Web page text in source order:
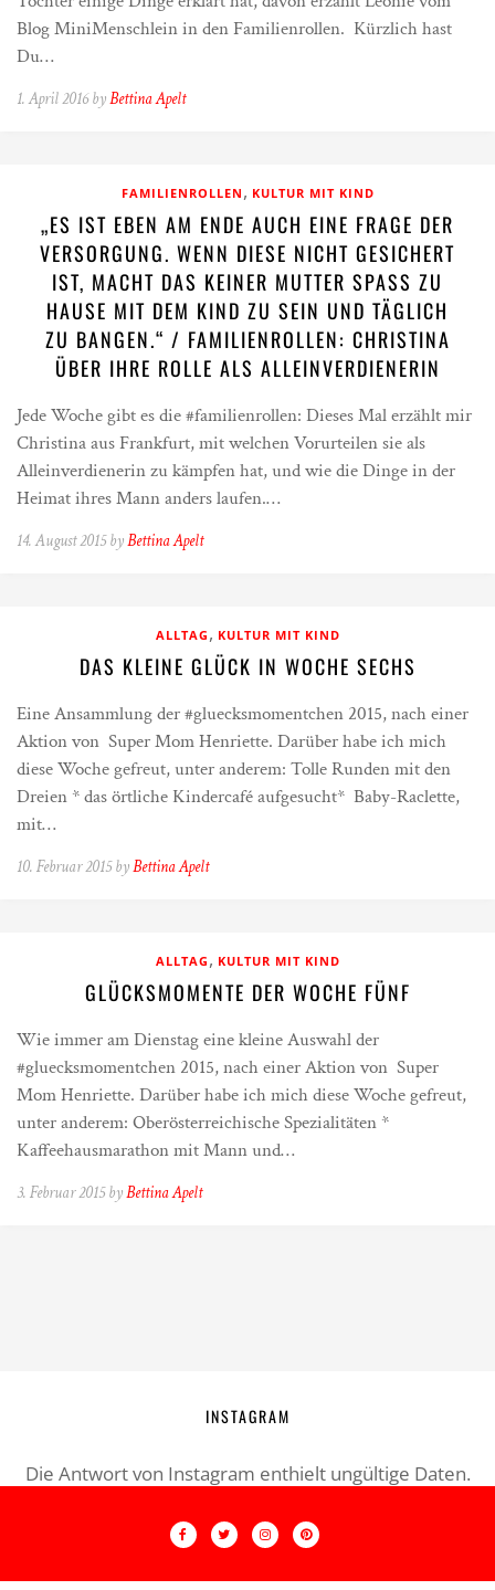
Blog MiniMenschlein in den Familienrollen. Kürzlich hast
Du…
1. April 2016 byBettina Apelt
FAMILIENROLLEN , KULTUR MIT KIND
„ES IST EBEN AM ENDE AUCH EINE FRAGE DER
VERSORGUNG. WENN DIESE NICHT GESICHERT
IST, MACHT DAS KEINER MUTTER SPASS ZU H
AUSE MIT DEM KIND ZU SEIN UND TÄGLICH Z
U BANGEN.“ / FAMILIENROLLEN: CHRISTINA Ü
BER IHRE ROLLE ALS ALLEINVERDIENERIN
Jede Woche gibt es die #familienrollen: Dieses Mal erzählt mir
Christina aus Frankfurt, mit welchen Vorurteilen sie als
Alleinverdienerin zu kämpfen hat, und wie die Dinge in der
Heimat ihres Mann anders laufen.…
14. August 2015 byBettina Apelt
ALLTAG , KULTUR MIT KIND
DAS KLEINE GLÜCK IN WOCHE SECHS
Eine Ansammlung der #gluecksmomentchen 2015, nach einer
Aktion von Super Mom Henriette. Darüber habe ich mich
diese Woche gefreut, unter anderem: Tolle Runden mit den
Dreien * das örtliche Kindercafé aufgesucht* Baby-Raclette,
mit…
10. Februar 2015 byBettina Apelt
ALLTAG , KULTUR MIT KIND
GLÜCKSMOMENTE DER WOCHE FÜNF
Wie immer am Dienstag eine kleine Auswahl der
#gluecksmomentchen 2015, nach einer Aktion von Super
Mom Henriette. Darüber habe ich mich diese Woche gefreut,
unter anderem: Oberösterreichische Spezialitäten *
Kaffeehausmarathon mit Mann und…
3. Februar 2015 byBettina Apelt
INSTAGRAM
Die Antwort von Instagram enthielt ungültige Daten.